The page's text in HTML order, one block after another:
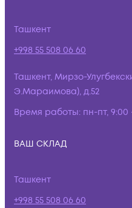
Ташкент
+998 55 508 06 60
Ташкент, Мирзо-
Э.Мараимова), д.52
Время работы: пн-пт, 9:00
ВАШ СКЛАД
Ташкент
+998 55 508 06 60